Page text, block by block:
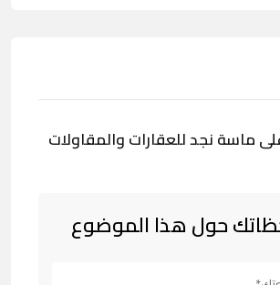
ماسة نجد للعقارات والمقاولات
حول هذا الموضوع